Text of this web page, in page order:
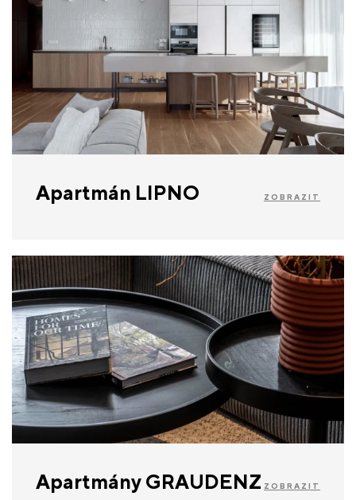
Apartmán LIPNO ZOBRAZIT
Apartmány GRAUDENZ ZOBRAZIT